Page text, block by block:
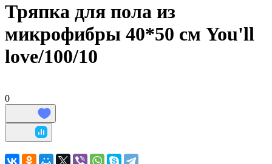
Тряпка для пола из
микрофибры 40*50 см You'll
love/100/10
0